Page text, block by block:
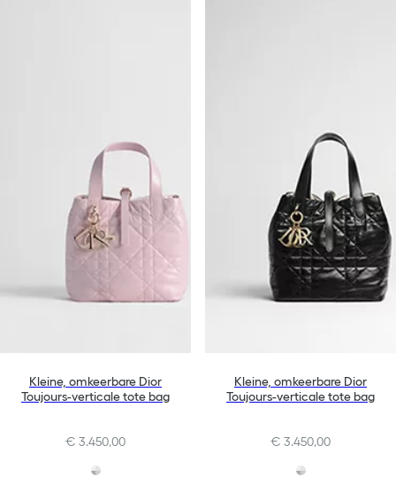
Kleine, omkeerbare Dior
Toujours-verticale tote bag
€ 3.450,00
Kleine, omkeerbare Dior
Toujours-verticale tote bag
€ 3.450,00